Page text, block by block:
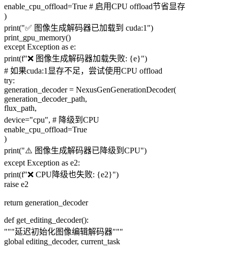
enable_cpu_offload=True # 启用CPU offload节省显存
)
print("✅ 图像生成解码器已加载到 cuda:1")
print_gpu_memory()
except Exception as e:
print(f"❌ 图像生成解码器加载失败: {e}")
# 如果cuda:1显存不足，尝试使用CPU offload
try:
generation_decoder = NexusGenGenerationDecoder(
generation_decoder_path,
flux_path,
device="cpu", # 降级到CPU
enable_cpu_offload=True
)
print("⚠️ 图像生成解码器已降级到CPU")
except Exception as e2:
print(f"❌ CPU降级也失败: {e2}")
raise e2
return generation_decoder
def get_editing_decoder():
"""延迟初始化图像编辑解码器"""
global editing_decoder, current_task